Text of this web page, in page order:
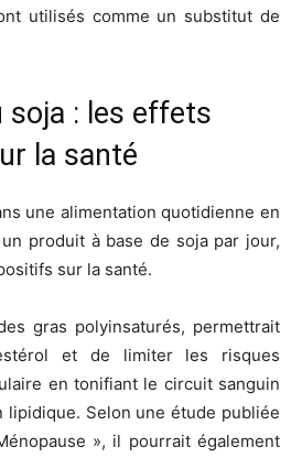
utilisés comme un substitut de
soja : les effets
la santé
une alimentation quotidienne en
produit à base de soja par jour,
sur la santé.
gras polyinsaturés, permettrait
et de limiter les risques
en tonifiant le circuit sanguin
lipidique. Selon une étude publiée
», il pourrait également